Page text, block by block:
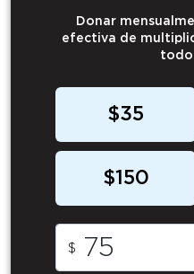
Donar
efectiva de
todo
$35
$150
$